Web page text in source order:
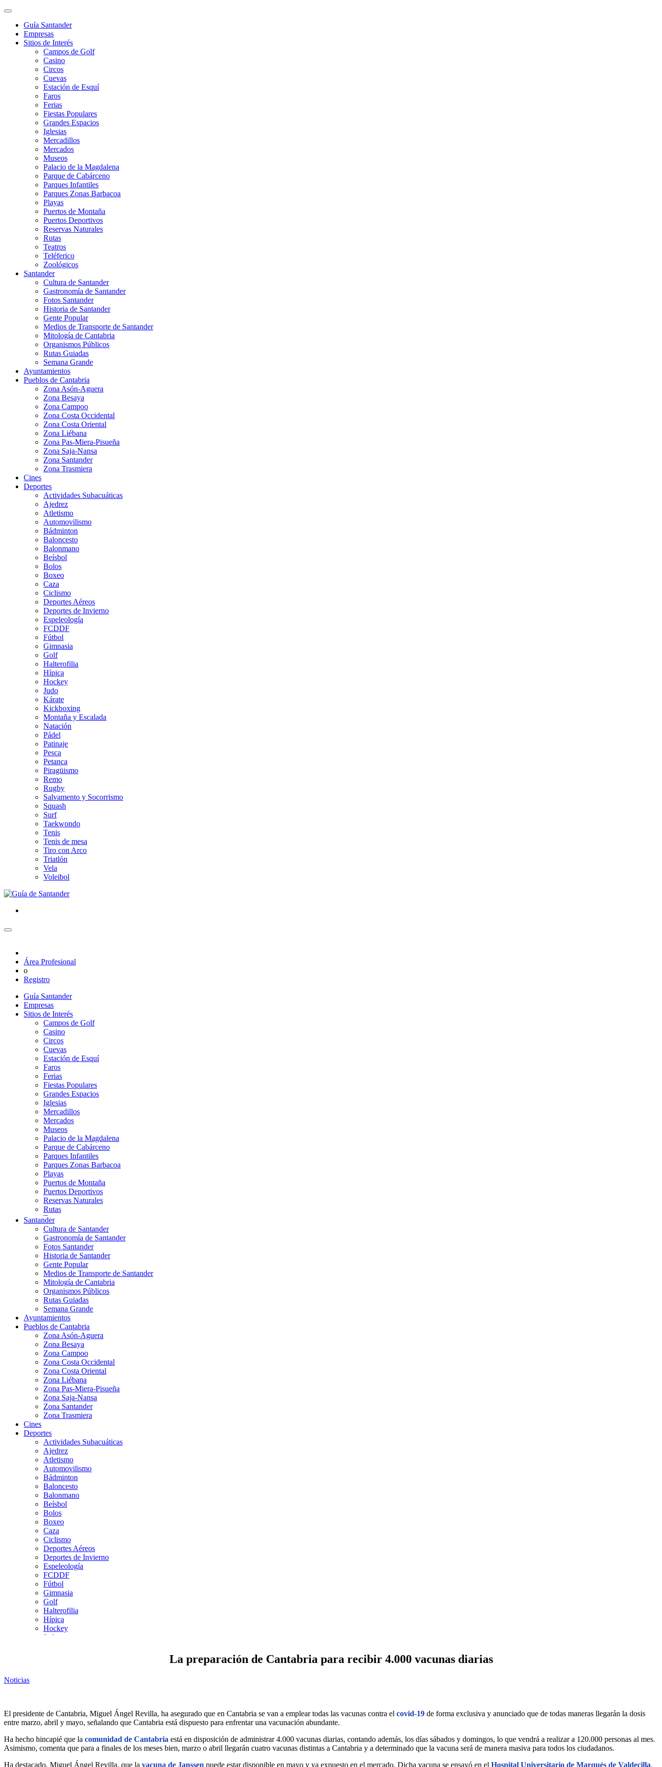
Guía Santander
Empresas
Sitios de Interés
Campos de Golf
Casino
Circos
Cuevas
Estación de Esquí
Faros
Ferias
Fiestas Populares
Grandes Espacios
Iglesias
Mercadillos
Mercados
Museos
Palacio de la Magdalena
Parque de Cabárceno
Parques Infantiles
Parques Zonas Barbacoa
Playas
Puertos de Montaña
Puertos Deportivos
Reservas Naturales
Rutas
Teatros
Teléferico
Zoológicos
Santander
Cultura de Santander
Gastronomía de Santander
Fotos Santander
Historia de Santander
Gente Popular
Medios de Transporte de Santander
Mitología de Cantabria
Organismos Públicos
Rutas Guiadas
Semana Grande
Ayuntamientos
Pueblos de Cantabria
Zona Asón-Aguera
Zona Besaya
Zona Campoo
Zona Costa Occidental
Zona Costa Oriental
Zona Liébana
Zona Pas-Miera-Pisueña
Zona Saja-Nansa
Zona Santander
Zona Trasmiera
Cines
Deportes
Actividades Subacuáticas
Ajedrez
Atletismo
Automovilismo
Bádminton
Baloncesto
Balonmano
Beísbol
Bolos
Boxeo
Caza
Ciclismo
Deportes Aéreos
Deportes de Invierno
Espeleología
FCDDF
Fútbol
Gimnasia
Golf
Halterofilia
Hípica
Hockey
Judo
Kárate
Kickboxing
Montaña y Escalada
Natación
Pádel
Patinaje
Pesca
Petanca
Piragüismo
Remo
Rugby
Salvamento y Socorrismo
Squash
Surf
Taekwondo
Tenis
Tenis de mesa
Tiro con Arco
Triatlón
Vela
Voleibol
Área Profesional
o
Registro
Guía Santander
Empresas
Sitios de Interés
Campos de Golf
Casino
Circos
Cuevas
Estación de Esquí
Faros
Ferias
Fiestas Populares
Grandes Espacios
Iglesias
Mercadillos
Mercados
Museos
Palacio de la Magdalena
Parque de Cabárceno
Parques Infantiles
Parques Zonas Barbacoa
Playas
Puertos de Montaña
Puertos Deportivos
Reservas Naturales
Rutas
Teatros
Teléferico
Zoológicos
Santander
Cultura de Santander
Gastronomía de Santander
Fotos Santander
Historia de Santander
Gente Popular
Medios de Transporte de Santander
Mitología de Cantabria
Organismos Públicos
Rutas Guiadas
Semana Grande
Ayuntamientos
Pueblos de Cantabria
Zona Asón-Aguera
Zona Besaya
Zona Campoo
Zona Costa Occidental
Zona Costa Oriental
Zona Liébana
Zona Pas-Miera-Pisueña
Zona Saja-Nansa
Zona Santander
Zona Trasmiera
Cines
Deportes
Actividades Subacuáticas
Ajedrez
Atletismo
Automovilismo
Bádminton
Baloncesto
Balonmano
Beísbol
Bolos
Boxeo
Caza
Ciclismo
Deportes Aéreos
Deportes de Invierno
Espeleología
FCDDF
Fútbol
Gimnasia
Golf
Halterofilia
Hípica
Hockey
Judo
Piragüismo
Remo
Rugby
Salvamento y Socorrismo
Squash
Surf
La preparación de Cantabria para recibir 4.000 vacunas diarias
Noticias
El presidente de Cantabria, Miguel Ángel Revilla, ha asegurado que en Cantabria se van a emplear todas las vacunas contra el covid-19 de forma exclusiva y anunciado que de todas maneras llegarán la dosis
entre marzo, abril y mayo, señalando que Cantabria está dispuesto para enfrentar una vacunación abundante.
Ha hecho hincapié que la comunidad de Cantabria está en disposición de administrar 4.000 vacunas diarias, contando además, los días sábados y domingos, lo que vendrá a realizar a 120.000 personas al mes.
Asimismo, comenta que para a finales de los meses bien, marzo o abril llegarán cuatro vacunas distintas a Cantabria y a determinado que la vacuna será de manera masiva para todos los ciudadanos.
Ha destacado, Miguel Ángel Revilla, que la vacuna de Janssen puede estar disponible en mayo y ya expuesto en el mercado. Dicha vacuna se ensayó en el Hospital Universitario de Marqués de Valdecilla,